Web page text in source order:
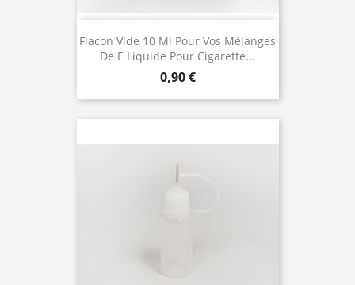
Flacon Vide 10 Ml Pour Vos Mélanges
De E Liquide Pour Cigarette...
Prix
0,90 €